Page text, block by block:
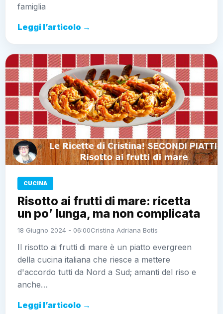
famiglia
Leggi l’articolo →
CUCINA
Risotto ai frutti di mare: ricetta
un po’ lunga, ma non complicata
18 Giugno 2024 - 06:00Cristina Adriana Botis
Il risotto ai frutti di mare è un piatto evergreen
della cucina italiana che riesce a mettere
d'accordo tutti da Nord a Sud; amanti del riso e
anche…
Leggi l’articolo →